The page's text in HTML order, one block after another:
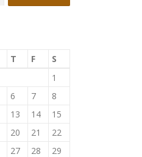
T F
S
1
6 7
8
13 14
15
20 21
22
27 28
29